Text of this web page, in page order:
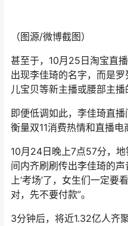
（图源/微博截图）
甚至于，10月25日淘宝直
出现李佳琦的名字，而是
儿宝贝等新主播或腰部主播
即便低调如此，李佳琦直
衡量双11消费热情和直播电
10月24日晚上7点57分，
间内齐刷刷传出李佳琦的
上‘考场’了，女生们一定要
对，先不要付款”。
3分钟后，将近1.32亿人齐